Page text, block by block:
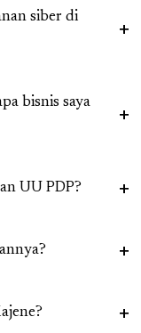
siber di
bisnis saya
UU PDP?